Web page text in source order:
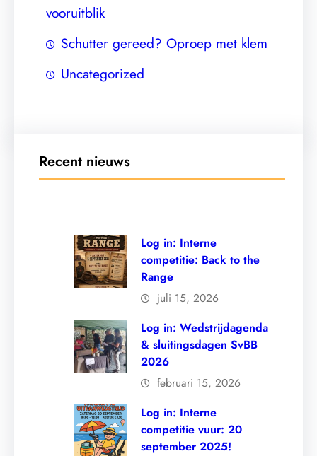
vooruitblik
Schutter gereed? Oproep met klem
Uncategorized
Recent nieuws
Log in: Interne
competitie: Back to the
Range
juli 15, 2026
Log in: Wedstrijdagenda
& sluitingsdagen SvBB
2026
februari 15, 2026
Log in: Interne
competitie vuur: 20
september 2025!